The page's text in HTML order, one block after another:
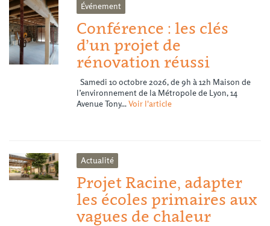
Événement
Conférence : les clés
d’un projet de
rénovation réussi
Samedi 10 octobre 2026, de 9h à 12h Maison de
l’environnement de la Métropole de Lyon, 14
Avenue Tony...Voir l'article
Actualité
Projet Racine, adapter
les écoles primaires aux
vagues de chaleur